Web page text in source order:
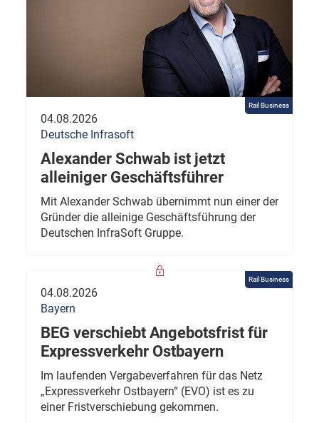
Rail Business
04.08.2026
Deutsche Infrasoft
Alexander Schwab ist jetzt
alleiniger Geschäftsführer
Mit Alexander Schwab übernimmt nun einer der
Gründer die alleinige Geschäftsführung der
Deutschen InfraSoft Gruppe.
Rail Business
04.08.2026
Bayern
BEG verschiebt Angebotsfrist für
Expressverkehr Ostbayern
Im laufenden Vergabeverfahren für das Netz
„Expressverkehr Ostbayern“ (EVO) ist es zu
einer Fristverschiebung gekommen.